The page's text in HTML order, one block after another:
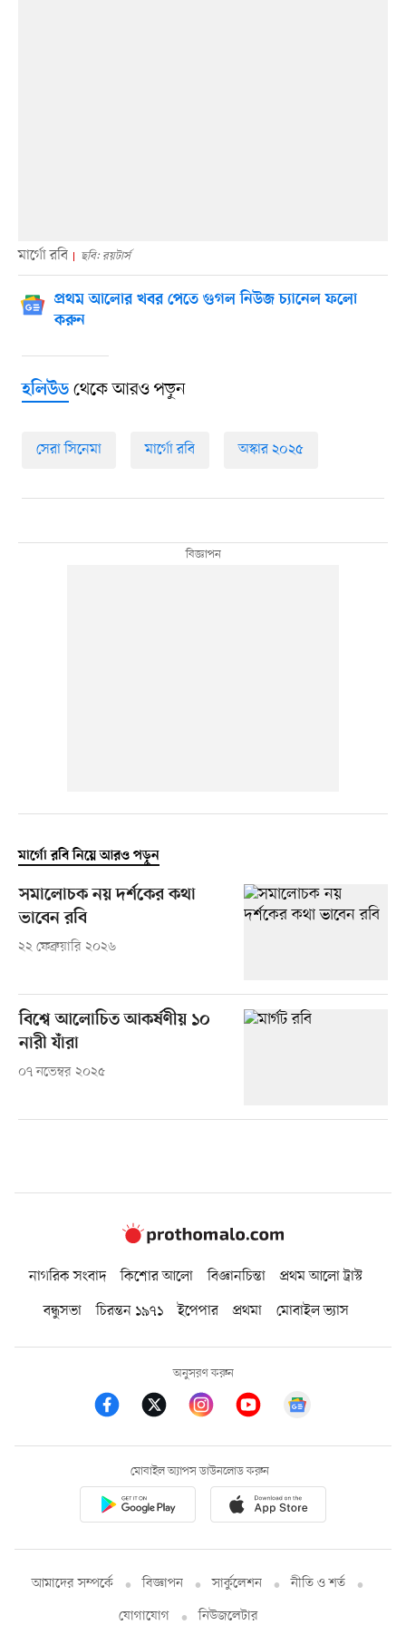
মার্গো রবি ছবি: রয়টার্স
প্রথম আলোর খবর পেতে গুগল নিউজ চ্যানেল ফলো
করুন
হলিউডথেকে আরও পড়ুন
সেরা সিনেমা মার্গো রবি অস্কার ২০২৫
মার্গো রবি নিয়ে আরও পড়ুন
সমালোচক নয় দর্শকের কথা
ভাবেন রবি
২২ ফেব্রুয়ারি ২০২৬
বিশ্বে আলোচিত আকর্ষণীয় ১০
নারী যাঁরা
০৭ নভেম্বর ২০২৫
নাগরিক সংবাদ কিশোর আলো বিজ্ঞানচিন্তা
প্রথম আলো ট্রাস্ট
বন্ধুসভা
চিরন্তন ১৯৭১ ইপেপার প্রথমা মোবাইল ভ্যাস
অনুসরণ করুন
মোবাইল অ্যাপস ডাউনলোড করুন
আমাদের সম্পর্কে বিজ্ঞাপন সার্কুলেশন
নীতি ও শর্ত
যোগাযোগ
নিউজলেটার